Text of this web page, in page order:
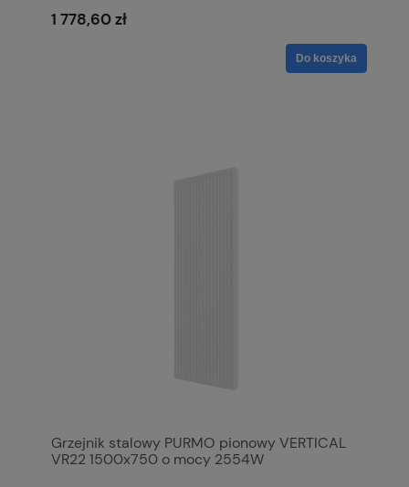
1 778,60 zł
Do koszyka
Grzejnik stalowy PURMO pionowy VERTICAL
VR22 1500x750 o mocy 2554W